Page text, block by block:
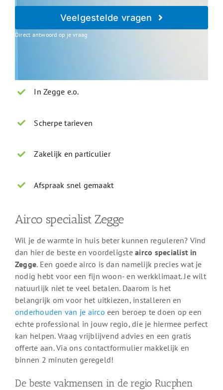
Veelgestelde vragen
Direct antwoord op je vraag
In Zegge e.o.
Scherpe tarieven
Zakelijk en particulier
Afspraak snel gemaakt
Airco specialist Zegge
Wil je de warmte in huis beter kunnen reguleren? Vind
dan hier de beste en voordeligsteairco specialist in
Zegge. Een goede airco is dan namelijk precies wat je
nodig hebt voor een fijn woon- en werkklimaat. Je wilt
natuurlijk niet te veel betalen. Daarom is het
belangrijk om voor het uitkiezen, installeren en
onderhouden van je airco een beroep te doen op een
echte professional in jouw regio, die je hiermee perfect
kan helpen. Vraag vrijblijvend advies en een gratis
offerte aan. Via ons contactformulier makkelijk en
binnen 2 minuten geregeld!
De beste vakmensen in de regio Rucphen